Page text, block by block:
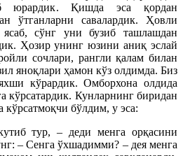
юрардик. Қишда эса қордан
ўтганларни савалардик. Ҳовли
ясаб, сўнг уни бузиб ташлашдан
Ҳозир унинг юзини аниқ эслай
сочлари, рангли қалам билан
яноқлари ҳамон кўз олдимда. Биз
кўрардик. Омборхона олдида
кўрсатардик. Кунларнинг биридан
бўлдим, у эса:
тур, – деди менга орқасини
– Сенга ўхша­димми? – дея менга